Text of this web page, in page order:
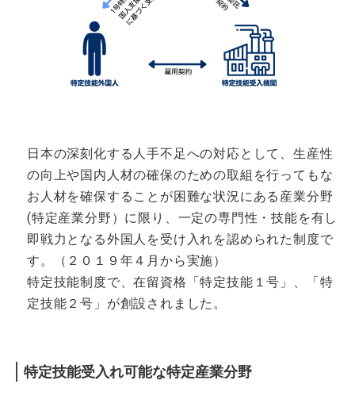
日本の深刻化する人手不足への対応として、生産性
の向上や国内人材の確保のための取組を行ってもな
お人材を確保することが困難な状況にある産業分野
(特定産業分野）に限り、一定の専門性・技能を有し
即戦力となる外国人を受け入れを認められた制度で
す。（２０１９年４月から実施）
特定技能制度で、在留資格「特定技能１号」、「特
定技能２号」が創設されました。
特定技能受入れ可能な特定産業分野